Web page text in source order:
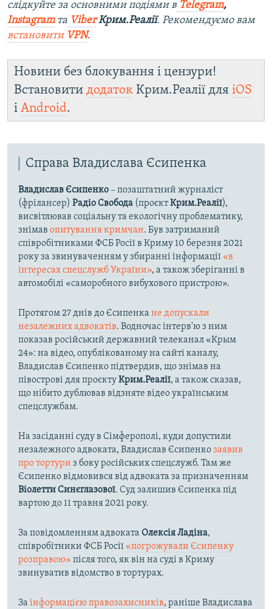
слідкуйте за основними подіями в Telegram,
Instagramта ViberКрим.Реалії. Рекомендуємо вам
встановити VPN.
Новини без блокування і цензури!
Встановити додаток Крим.Реалії для iOS
і Android.
Справа Владислава Єсипенка
Владислав Єсипенко– позаштатний журналіст
(фрілансер) Радіо Свобода (проєктКрим.Реалії),
висвітлював соціальну та екологічну проблематику,
знімав опитування кримчан. Був затриманий
співробітниками ФСБ Росії в Криму 10 березня 2021
року за звинуваченням у збиранні інформації «в
інтересах спецслужб України», а також зберіганні в
автомобілі «саморобного вибухового пристрою».
Протягом 27 днів до Єсипенка не допускали
незалежних адвокатів. Водночас інтерв'ю з ним
показав російський державний телеканал «Крым
24»: на відео, опублікованому на сайті каналу,
Владислав Єсипенко підтвердив, що знімав на
півострові для проєктуКрим.Реалії, а також сказав,
що нібито дублював відзняте відео українським
спецслужбам.
На засіданні суду в Сімферополі, куди допустили
незалежного адвоката, Владислав Єсипенкозаявив
про тортури з боку російських спецслужб. Там же
Єсипенко відмовився від адвоката за призначенням
Віолетти Синєглазової. Суд залишив Єсипенка під
вартою до 11 травня 2021 року.
За повідомленням адвоката Олексія Ладіна,
співробітники ФСБ Росії «погрожували Єсипенку
розправою» після того, як він на суді в Криму
звинуватив відомство в тортурах.
За інформацією правозахисників, раніше Владислава